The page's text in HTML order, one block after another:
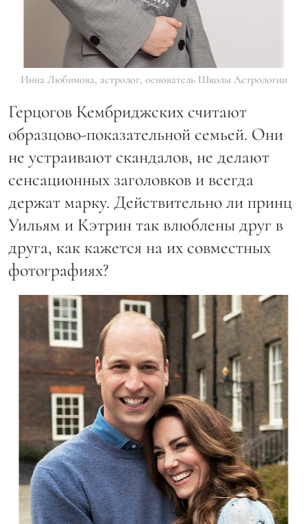
Инна Любимова, астролог, основатель Школы Астрологии
Герцогов Кембриджских считают
образцово-показательной семьей. Они
не устраивают скандалов, не делают
сенсационных заголовков и всегда
держат марку. Действительно ли принц
Уильям и Кэтрин так влюблены друг в
друга, как кажется на их совместных
фотографиях?